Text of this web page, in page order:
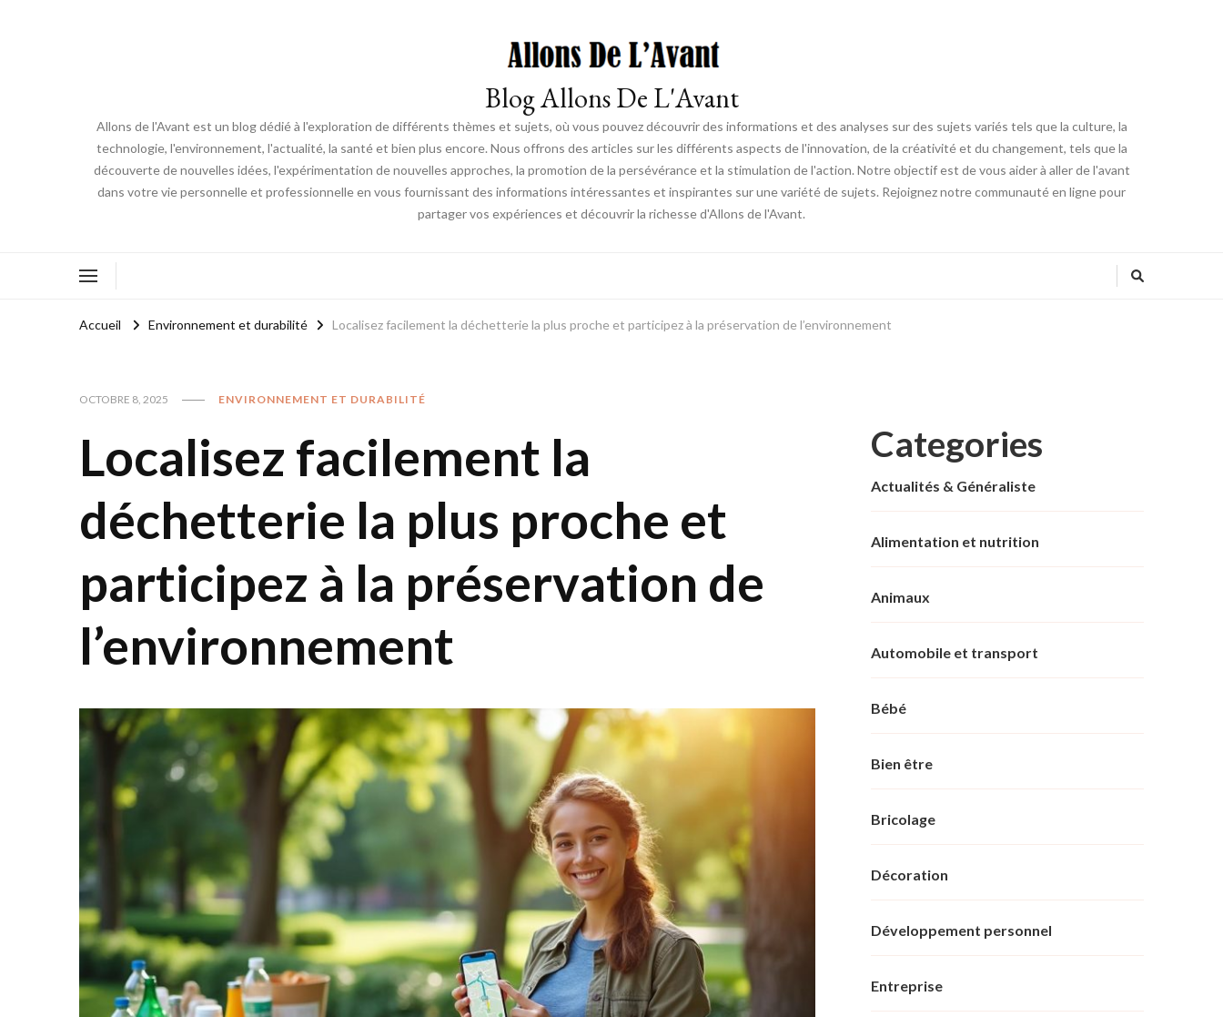
Blog Allons De L'Avant
Allons de l'Avant est un blog dédié à l'exploration de différents thèmes et sujets, où vous pouvez découvrir des informations et des analyses sur des sujets variés tels que la culture, la
technologie, l'environnement, l'actualité, la santé et bien plus encore. Nous offrons des articles sur les différents aspects de l'innovation, de la créativité et du changement, tels que la
découverte de nouvelles idées, l'expérimentation de nouvelles approches, la promotion de la persévérance et la stimulation de l'action. Notre objectif est de vous aider à aller de l'avant
dans votre vie personnelle et professionnelle en vous fournissant des informations intéressantes et inspirantes sur une variété de sujets. Rejoignez notre communauté en ligne pour
partager vos expériences et découvrir la richesse d'Allons de l'Avant.
Accueil Environnement et durabilité Localisez facilement la déchetterie la plus proche et participez à la préservation de l’environnement
OCTOBRE 8, 2025 ENVIRONNEMENT ET DURABILITÉ
Localisez facilement la
déchetterie la plus proche et
participez à la préservation de
l’environnement
Categories
Actualités & Généraliste
Alimentation et nutrition
Animaux
Automobile et transport
Bébé
Bien être
Bricolage
Décoration
Développement personnel
Entreprise